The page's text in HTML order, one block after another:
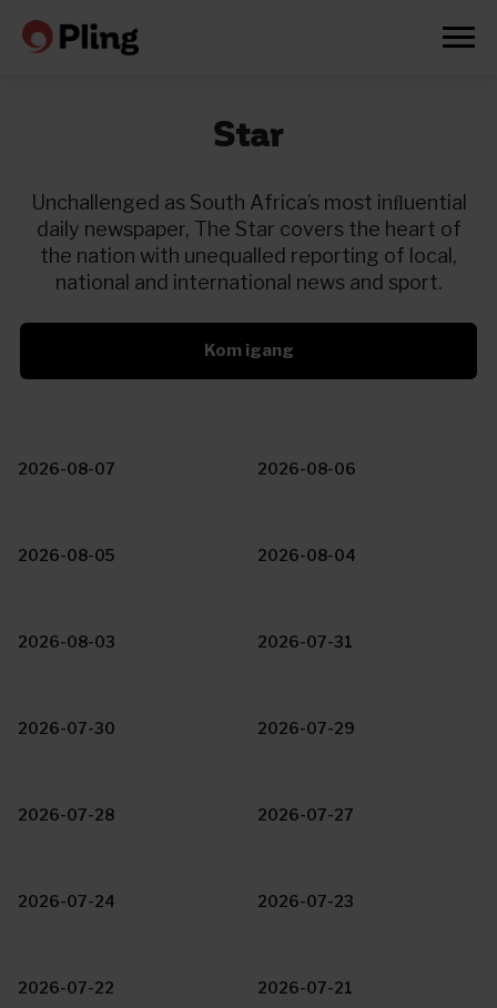
Prøv en måned gratis
Star
Unchallenged as South Africa’s most inﬂuential
daily newspaper, The Star covers the heart of
the nation with unequalled reporting of local,
national and international news and sport.
Kom igang
2026-08-07 2026-08-06
2026-08-05 2026-08-04
2026-08-03 2026-07-31
2026-07-30 2026-07-29
2026-07-28 2026-07-27
2026-07-24 2026-07-23
2026-07-22 2026-07-21